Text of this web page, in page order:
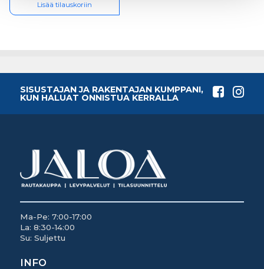
Lisää tilauskoriin
SISUSTAJAN JA RAKENTAJAN KUMPPANI,
KUN HALUAT ONNISTUA KERRALLA
Ma-Pe: 7:00-17:00
La: 8:30-14:00
Su: Suljettu
INFO